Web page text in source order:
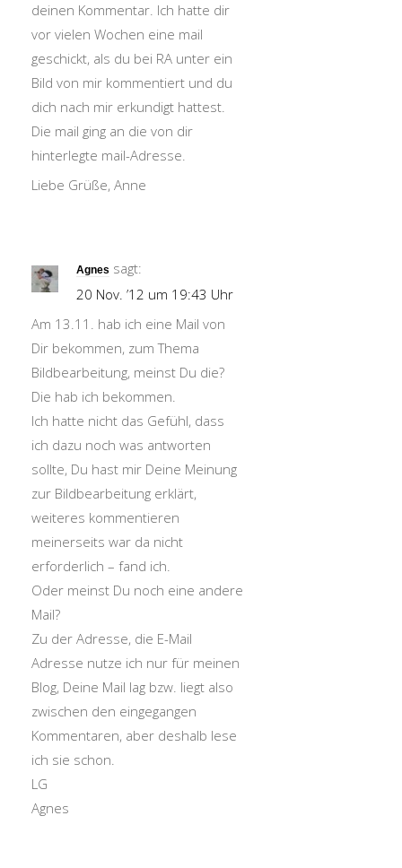
deinen Kommentar. Ich hatte dir
vor vielen Wochen eine mail
geschickt, als du bei RA unter ein
Bild von mir kommentiert und du
dich nach mir erkundigt hattest.
Die mail ging an die von dir
hinterlegte mail-Adresse.
Liebe Grüße, Anne
Agnes sagt:
20 Nov. ’12 um 19:43 Uhr
Am 13.11. hab ich eine Mail von
Dir bekommen, zum Thema
Bildbearbeitung, meinst Du die?
Die hab ich bekommen.
Ich hatte nicht das Gefühl, dass
ich dazu noch was antworten
sollte, Du hast mir Deine Meinung
zur Bildbearbeitung erklärt,
weiteres kommentieren
meinerseits war da nicht
erforderlich – fand ich.
Oder meinst Du noch eine andere
Mail?
Zu der Adresse, die E-Mail
Adresse nutze ich nur für meinen
Blog, Deine Mail lag bzw. liegt also
zwischen den eingegangen
Kommentaren, aber deshalb lese
ich sie schon.
LG
Agnes